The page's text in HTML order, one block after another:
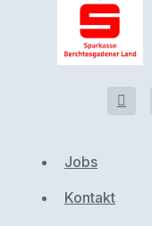
Jobs
Kontakt